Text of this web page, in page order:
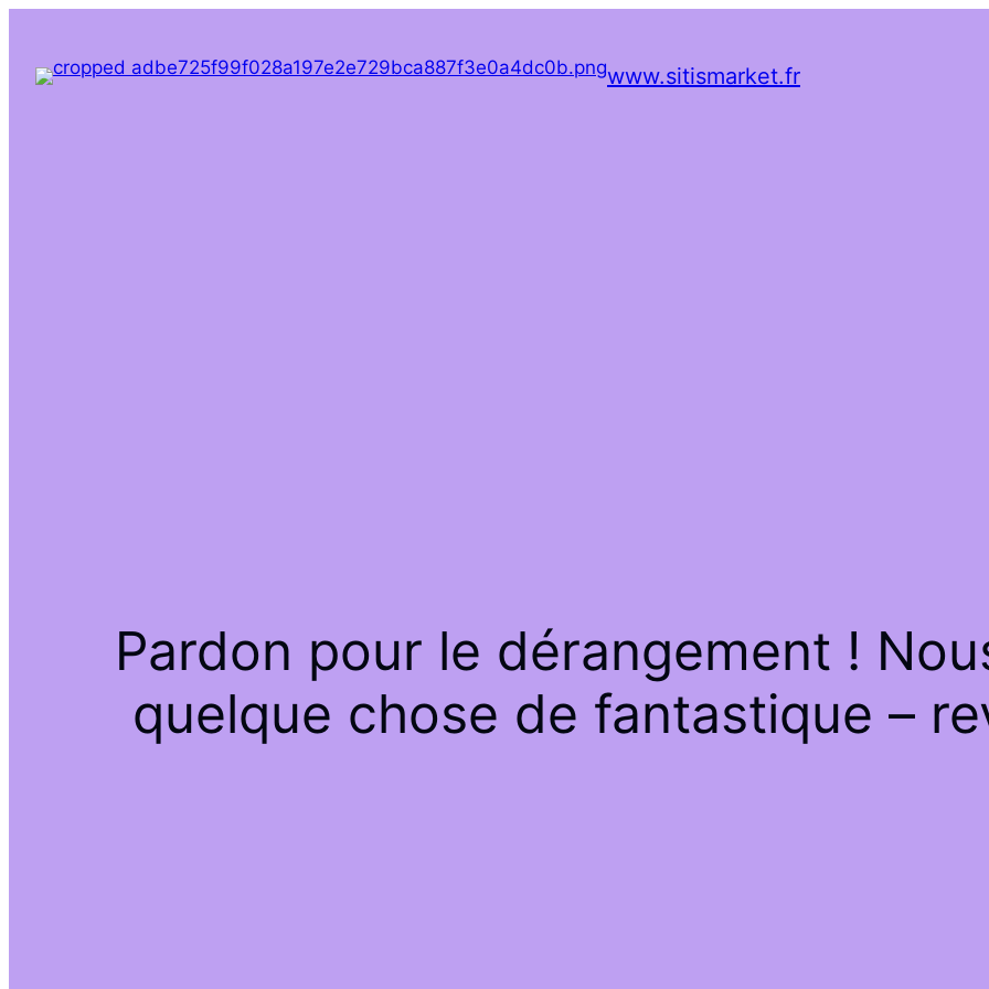
www.sitismarket.fr
Pardon pour le dérangement !
quelque chose de fantastique –